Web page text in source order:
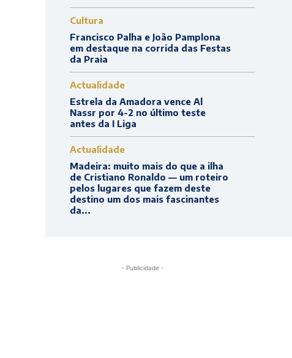
Cultura
Francisco Palha e João Pamplona
em destaque na corrida das Festas
da Praia
Actualidade
Estrela da Amadora vence Al
Nassr por 4-2 no último teste
antes da I Liga
Actualidade
Madeira: muito mais do que a ilha
de Cristiano Ronaldo — um roteiro
pelos lugares que fazem deste
destino um dos mais fascinantes
da...
- Publicidade -